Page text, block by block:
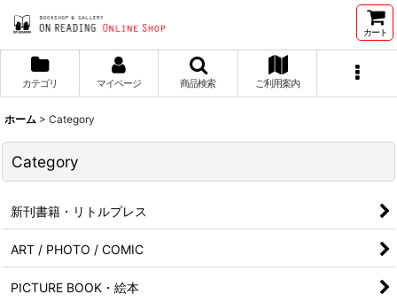
カート
カテゴリ マイページ 商品検索 ご利用案内
ホーム > Category
Category
新刊書籍・リトルプレス
ART / PHOTO / COMIC
PICTURE BOOK・絵本